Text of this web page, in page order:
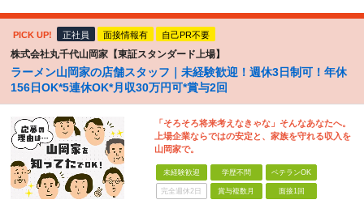
PICK UP! 正社員 面接情報有 自己PR不要
株式会社丸千代山岡家【東証スタンダード上場】
ラーメン山岡家の店舗スタッフ｜未経験歓迎！週休3日制可！年休
156日OK*5連休OK*月収30万円可*賞与2回
「そろそろ将来考えなきゃな」そんなあなたへ。
上場企業ならではの安定と、家族を守れる収入を
山岡家で。
未経験歓迎 学歴不問 ベテランOK
完全週休2日 賞与複数月 面接1回